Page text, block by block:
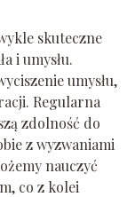
skuteczne
i umysłu.
umysłu,
Regularna
zdolność do
z wyzwaniami
nauczyć
co z kolei